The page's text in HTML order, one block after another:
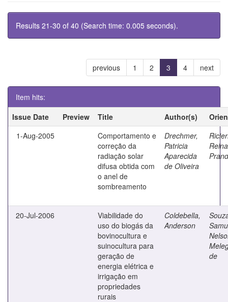
Results 21-30 of 40 (Search time: 0.005 seconds).
previous 1 2 3 4 next
Item hits:
Issue Date
Preview Title Author(s)
1-Aug-2005
Comportamento e
correção da
radiação solar
difusa obtida com
o anel de
sombreamento
Drechmer,
Patricia
Aparecida
de Oliveira
20-Jul-2006
Viabilidade do
uso do biogás da
bovinocultura e
suinocultura para
geração de
energia elétrica e
irrigação em
propriedades
rurais
Coldebella,
Anderson
de